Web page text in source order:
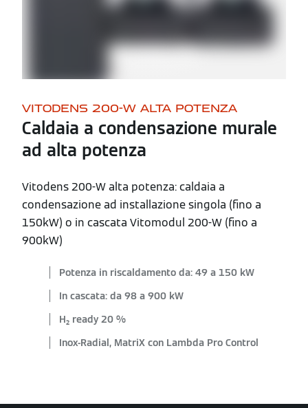
VITODENS 200-W ALTA POTENZA
Caldaia a condensazione murale
ad alta potenza
Vitodens 200-W alta potenza: caldaia a
condensazione ad installazione singola (fino a
150kW) o in cascata Vitomodul 200-W (fino a
900kW)
Potenza in riscaldamento da: 49 a 150 kW
In cascata: da 98 a 900 kW
H₂ ready 20 %
Inox-Radial, MatriX con Lambda Pro Control